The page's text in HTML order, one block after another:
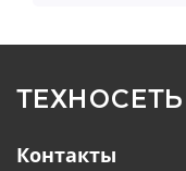
ТЕХНОСЕТЬ
Контакты